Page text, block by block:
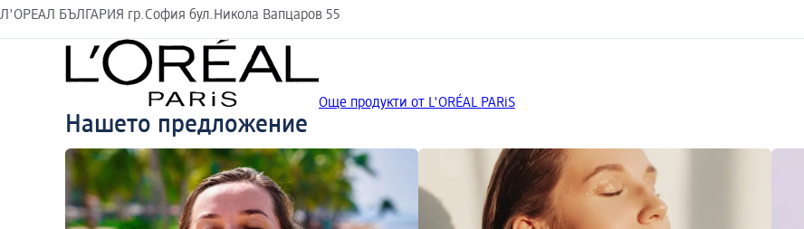
Л'ОРЕАЛ БЪЛГАРИЯ гр.София бул.Никола Вапцаров 55
Още продукти от L'ORÉAL PARiS
Нашето предложение